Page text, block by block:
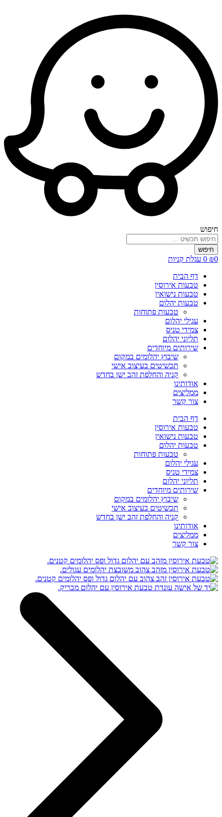
חיפוש
חיפוש
₪0
0 עגלת קניות
דף הבית
טבעות אירוסין
טבעות נישואין
טבעות יהלום
טבעות פתוחות
עגילי יהלום
צמידי טניס
תליוני יהלום
שירותים מיוחדים
שיבוץ יהלומים במקום
תכשיטים בעיצוב אישי
קניה והחלפת זהב ישן בחדש
אודותינו
ממליצים
צור קשר
דף הבית
טבעות אירוסין
טבעות נישואין
טבעות יהלום
טבעות פתוחות
עגילי יהלום
צמידי טניס
תליוני יהלום
שירותים מיוחדים
שיבוץ יהלומים במקום
תכשיטים בעיצוב אישי
קניה והחלפת זהב ישן בחדש
אודותינו
ממליצים
צור קשר